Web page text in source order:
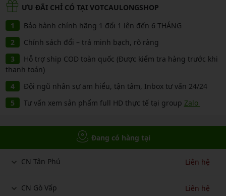
ƯU ĐÃI CHỈ CÓ TẠI VOTCAULONGSHOP
Bảo hành chính hãng 1 đổi 1 lên đến 6 THÁNG
Chính sách đổi – trả minh bạch, rõ ràng
Hỗ trợ ship COD toàn quốc (Được kiểm tra hàng trước khi
thanh toán)
Đội ngũ nhân sự am hiểu, tận tâm, Inbox tư vấn 24/24
Tư vấn xem sản phẩm full HD thực tế tại group Zalo
Đang có hàng tại
CN Tân Phú Liên hệ
CN Gò Vấp Liên hệ